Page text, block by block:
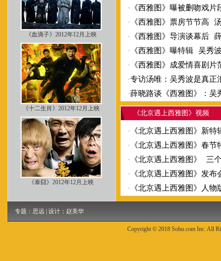
《血滴子》2012年12月上映
《十二生肖》2012年12月上映
《泰囧》2012年12月上映
· 《西雅图》曝被删吻戏
· 《西雅图》票房节节高
· 《西雅图》导演谈幕后
· 《西雅图》曝特辑 吴秀
· 《西雅图》成爱情喜剧
·专访汤唯：吴秀波是真正
·薛晓路谈《西雅图》：吴
《北京遇上西雅图》视频
· 《北京遇上西雅图》新
· 《北京遇上西雅图》春节
· 《北京遇上西雅图》 三
· 《北京遇上西雅图》发
· 《北京遇上西雅图》人
专题：思远 | 设计：赵美华
Copyright © 2018 Sohu.com Inc. All